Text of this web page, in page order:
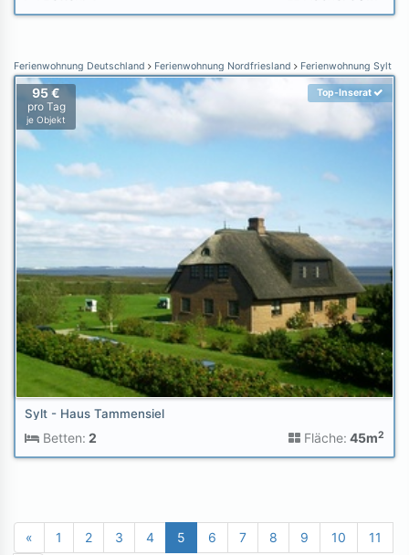
Ferienwohnung Deutschland Ferienwohnung Nordfriesland Ferienwohnung Sylt
95 €
pro Tag
je Objekt
Top-Inserat
Sylt - Haus Tammensiel
Betten: 2 Fläche: 45m2
« 1 2 3 4 5 6 7 8 9 10 11